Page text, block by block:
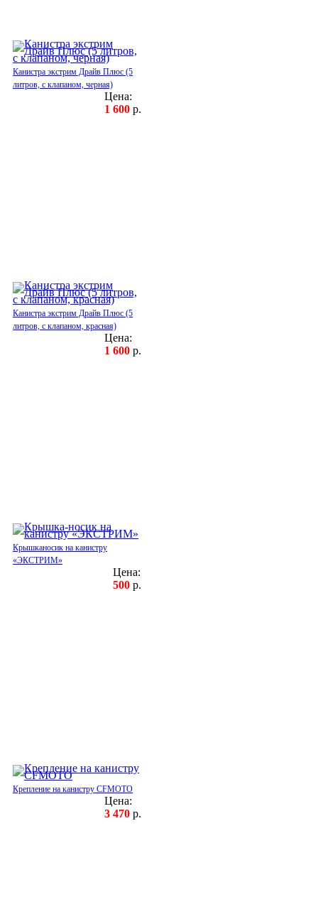
Канистра экстрим Драйв Плюс (5
литров, с клапаном, черная)
Цена:
1 600р.
Канистра экстрим Драйв Плюс (5
литров, с клапаном, красная)
Цена:
1 600р.
Крышканосик на канистру
«ЭКСТРИМ»
Цена:
500р.
Крепление на канистру CFMOTO
Цена:
3 470р.